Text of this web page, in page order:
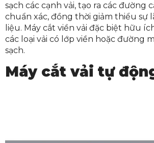
sạch các cạnh vải, tạo ra các đường
chuẩn xác, đồng thời giảm thiểu sự
liệu. Máy cắt viền vải đặc biệt hữu
các loại vải có lớp viền hoặc đường
sạch.
Máy cắt vải tự